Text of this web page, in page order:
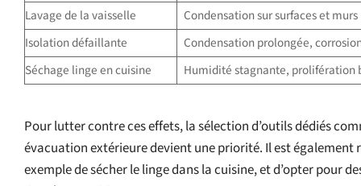
Lavage de la vaisselle
Condensation sur surfaces et murs
Isolation défaillante
Condensation prolongée,
Séchage linge en cuisine
Humidité stagnante, prolifération
Pour lutter contre ces effets, la sélection d’outils dédiés
évacuation extérieure devient une priorité. Il est également
exemple de sécher le linge dans la cuisine, et d’opter pour